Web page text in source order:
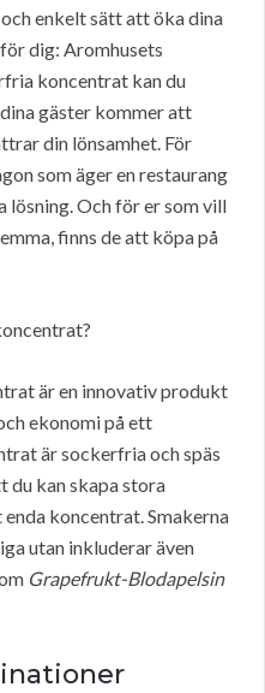
enkelt sätt att öka dina
dig: Aromhusets
koncentrat kan du
gäster kommer att
din lönsamhet. För
som äger en restaurang
lösning. Och för er som vill
finns de att köpa på
är en innovativ produkt
ekonomi på ett
är sockerfria och späs
du kan skapa stora
koncentrat. Smakerna
utan inkluderar även
Grapefrukt-Blodapelsin